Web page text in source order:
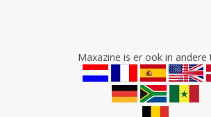
Maxazine is er ook in andere